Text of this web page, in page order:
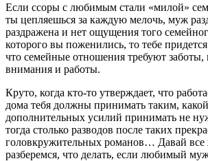
Если ссоры с любимым стали «милой»
ты цепляешься за каждую мелочь, муж
раздражена и нет ощущения того
которого вы поженились, то тебе
что семейные отношения требуют заботы,
внимания и работы.
Круто, когда кто-то утверждает, что
дома тебя должны принимать таким,
дополнительных усилий принимать не
тогда столько разводов после таких
головкружительных романов… Давай все
разберемся, что делать, если любимый